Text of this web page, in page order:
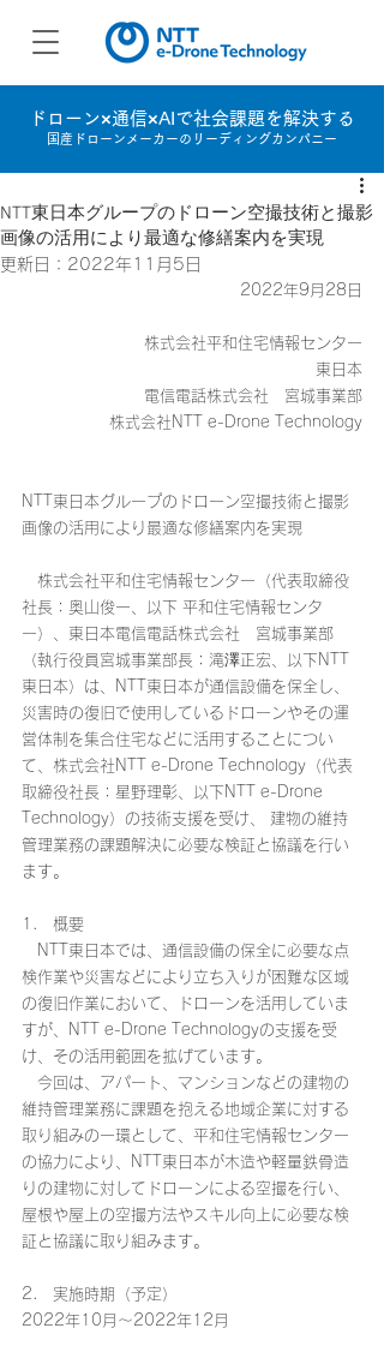
ドローン×通信×AIで社会課題を解決する
国産ドローンメーカーのリーディングカンパニー
NTT東日本グループのドローン空撮技術と撮影
画像の活用により最適な修繕案内を実現
更新日： 2022年11月5日
2022年9月28日
株式会社平和住宅情報センター
電信電話株式会社　宮城事業部
株式会社NTT e-Drone Technology
NTT東日本グループのドローン空撮技術と撮影
画像の活用により最適な修繕案内を実現
株式会社平和住宅情報センター（代表取締役
社長：奥山俊一、以下 平和住宅情報センタ
ー）、東日本電信電話株式会社　宮城事業部
（執行役員宮城事業部長：滝澤正宏、以下NTT
東日本）は、NTT東日本が通信設備を保全し、
災害時の復旧で使用しているドローンやその運
営体制を集合住宅などに活用することについ
て、株式会社NTT e-Drone Technology（代表
取締役社長：星野理彰、以下NTT e-Drone
Technology）の技術支援を受け、 建物の維持
管理業務の課題解決に必要な検証と協議を行い
ます。
1.　概要
NTT東日本では、通信設備の保全に必要な点
検作業や災害などにより立ち入りが困難な区域
の復旧作業において、ドローンを活用していま
すが、NTT e-Drone Technologyの支援を受
け、その活用範囲を拡げています。
今回は、アパート、マンションなどの建物の
維持管理業務に課題を抱える地域企業に対する
取り組みの一環として、平和住宅情報センター
の協力により、NTT東日本が木造や軽量鉄骨造
りの建物に対してドローンによる空撮を行い、
屋根や屋上の空撮方法やスキル向上に必要な検
証と協議に取り組みます。
2.　実施時期（予定）
2022年10月～2022年12月